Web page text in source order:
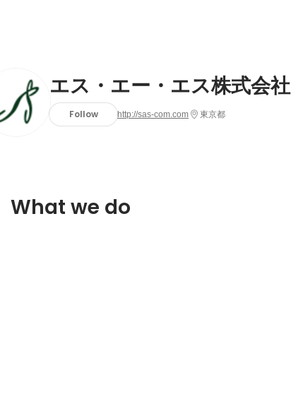
エス・エー・エス株式会社
Follow http://sas-com.com 東京都
What we do